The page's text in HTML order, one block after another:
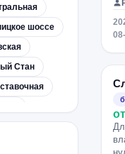
шоссе
Стан